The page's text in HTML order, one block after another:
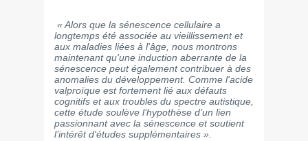
« Alors que la sénescence cellulaire a
longtemps été associée au vieillissement et
aux maladies liées à l'âge, nous montrons
maintenant qu'une induction aberrante de la
sénescence peut également contribuer à des
anomalies du développement. Comme l'acide
valproïque est fortement lié aux défauts
cognitifs et aux troubles du spectre autistique,
cette étude soulève l’hypothèse d’un lien
passionnant avec la sénescence et soutient
l’intérêt d'études supplémentaires ».